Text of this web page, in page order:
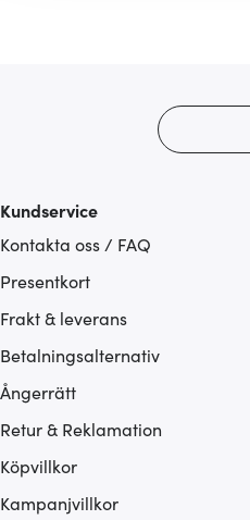
Kundservice
Kontakta oss / FAQ
Presentkort
Frakt & leverans
Betalningsalternativ
Ångerrätt
Retur & Reklamation
Köpvillkor
Kampanjvillkor